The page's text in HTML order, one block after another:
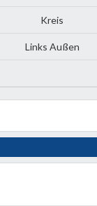
Kreis
Links Außen